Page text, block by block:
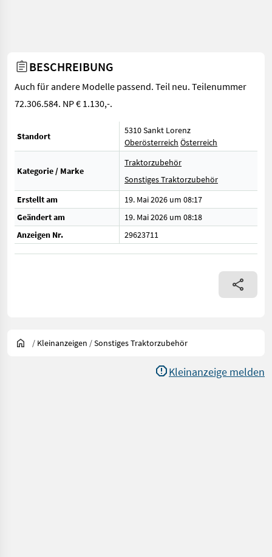
BESCHREIBUNG
Auch für andere Modelle passend. Teil neu. Teilenummer
72.306.584. NP € 1.130,-.
Standort
5310 Sankt Lorenz
Oberösterreich Österreich
Kategorie / Marke
Traktorzubehör
Sonstiges Traktorzubehör
Erstellt am
19. Mai 2026 um 08:17
Geändert am
19. Mai 2026 um 08:18
Anzeigen Nr.
29623711
/ Kleinanzeigen /Sonstiges Traktorzubehör
Kleinanzeige melden